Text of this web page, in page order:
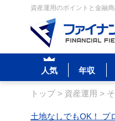
資産運用のポイントと金融
人気 年収
トップ> 資産運用 >
土地なしでもOK！